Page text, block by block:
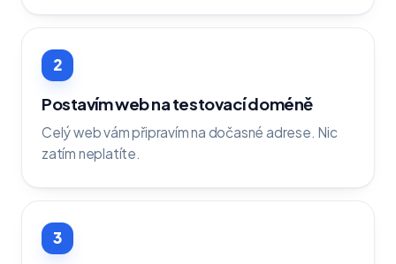
2
Postavím web na testovací doméně
Celý web vám připravím na dočasné adrese. Nic
zatím neplatíte.
3